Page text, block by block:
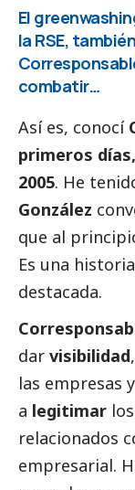
El
la RSE,
combatir…
Así es, conocí
primeros
2005. He
González
que al
Es una
destacada.
dar visibilidad,
las empresas
a legitimar los
relacionados
empresarial.